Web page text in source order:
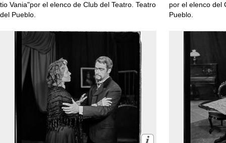
tio Vania"por el elenco de Club del Teatro. Teatro
del Pueblo.
por el elenco del
Pueblo.